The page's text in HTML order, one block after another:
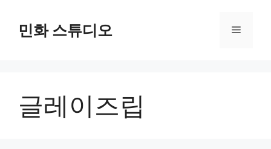
민화 스튜디오 메
글레이즈립